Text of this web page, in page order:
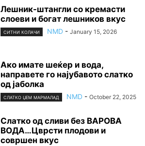
Лешник-штaнгли со кремасти
слоеви и богат лешников вкус
СИТНИ КОЛАЧИ NMD - January 15, 2026
Ако имате шеќер и вода,
направете го најубавото слатко
од јаболка
СЛАТКО ЏЕМ МАРМАЛАД NMD - October 22, 2025
Слатко од сливи без ВАРОВА
ВОДА…Цврсти плодови и
совршен вкус